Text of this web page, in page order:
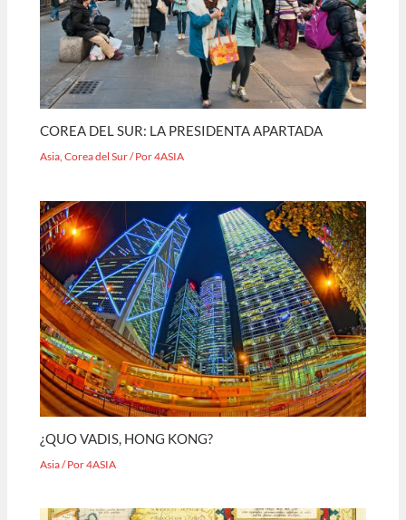
COREA DEL SUR: LA PRESIDENTA APARTADA
Asia ,Corea del Sur/ Por4ASIA
¿QUO VADIS, HONG KONG?
Asia/ Por4ASIA